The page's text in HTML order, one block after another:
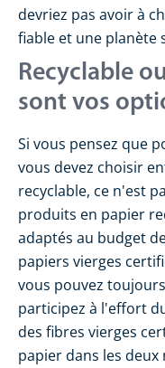
devriez pas avoir à
fiable et une planète
Recyclable
sont vos
Si vous pensez que
vous devez choisir
recyclable, ce n'est
produits en papier
adaptés au budget
papiers vierges
vous pouvez
participez à l'effort
des fibres vierges
papier dans les